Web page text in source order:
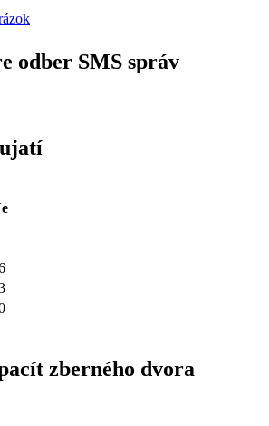
odber SMS správ
zberného dvora